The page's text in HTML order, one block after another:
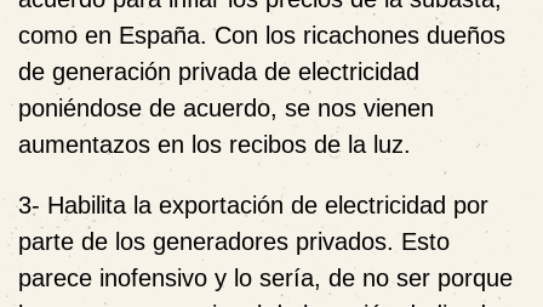
como en España. Con los ricachones dueños
de generación privada de electricidad
poniéndose de acuerdo, se nos vienen
aumentazos en los recibos de la luz.
3- Habilita la exportación de electricidad por
parte de los generadores privados. Esto
parece inofensivo y lo sería, de no ser porque